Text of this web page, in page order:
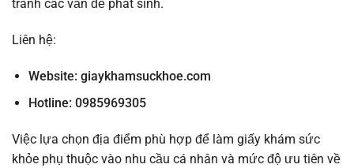
tránh các vấn đề phát sinh.
Liên hệ:
Website: giaykhamsuckhoe.com
Hotline: 0985969305
Việc lựa chọn địa điểm phù hợp để làm giấy khám sức
khỏe phụ thuộc vào nhu cầu cá nhân và mức độ ưu tiên về